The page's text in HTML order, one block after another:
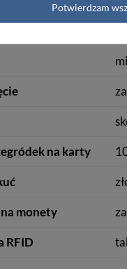
na karty
monety
RFID
Potwierdzam